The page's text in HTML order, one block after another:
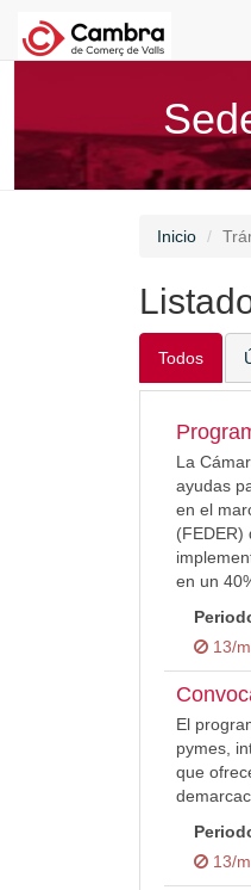
Inicio
Todos
La
ayudas
en el
(FEDER)
en un
13/
El
pymes,
que
13/